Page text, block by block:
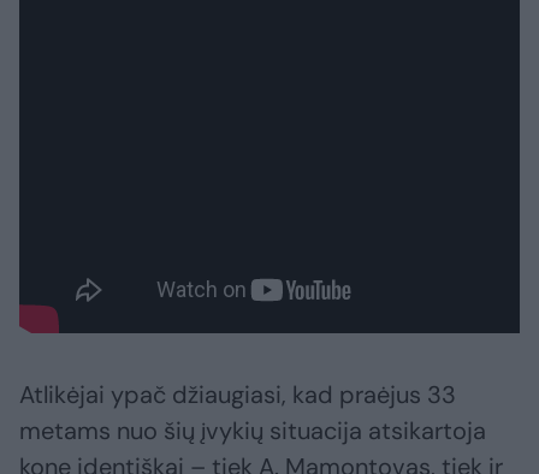
Atlikėjai ypač džiaugiasi, kad praėjus 33
metams nuo šių įvykių situacija atsikartoja
kone identiškai – tiek A. Mamontovas, tiek ir